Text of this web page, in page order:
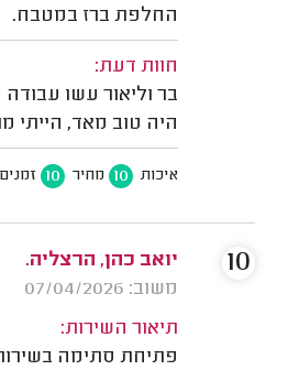
החלפת ברז במטבח.
חוות דעת:
בר וליאור עשו
היה טוב מאד, הייתי
איכות 10 מחיר 10 זמנים
יואב כהן, הרצליה.
משוב: 07/04/2026
תיאור השירות:
פתיחת סתימה
10